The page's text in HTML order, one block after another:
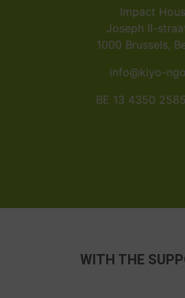
Impact
Joseph II-
1000 Brussels,
info@kiyo-
BE 13 4350
WITH THE